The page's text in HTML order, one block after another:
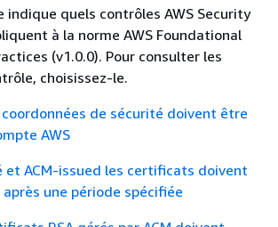
indique quels contrôles AWS Security
à la norme AWS Foundational
(v1.0.0). Pour consulter les
choisissez-le.
de sécurité doivent être
AWS
et ACM-issued les certificats doivent
une période spécifiée